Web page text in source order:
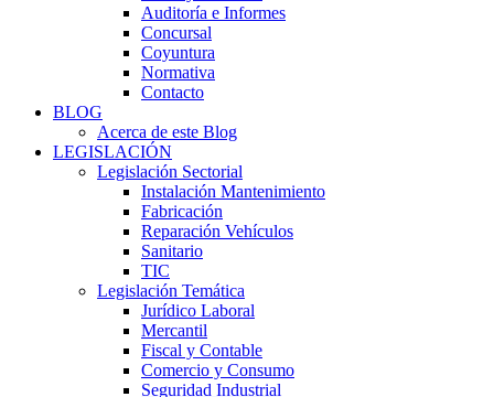
Auditoría e Informes
Concursal
Coyuntura
Normativa
Contacto
BLOG
Acerca de este Blog
LEGISLACIÓN
Legislación Sectorial
Instalación Mantenimiento
Fabricación
Reparación Vehículos
Sanitario
TIC
Legislación Temática
Jurídico Laboral
Mercantil
Fiscal y Contable
Comercio y Consumo
Seguridad Industrial